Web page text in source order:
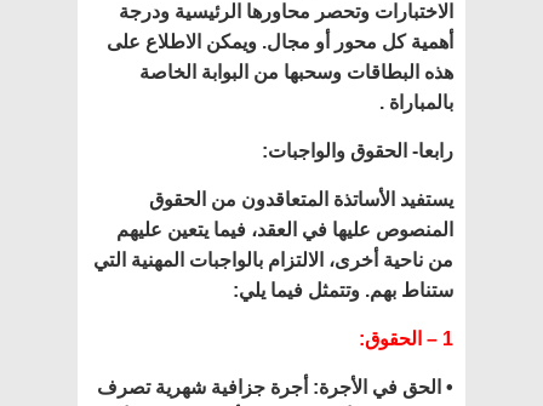
الاختبارات وتحصر محاورها الرئيسية ودرجة
أهمية كل محور أو مجال. ويمكن الاطلاع على
هذه البطاقات وسحبها من البوابة الخاصة
بالمباراة .
رابعا- الحقوق والواجبات:
يستفيد الأساتذة المتعاقدون من الحقوق
المنصوص عليها في العقد، فيما يتعين عليهم
من ناحية أخرى، الالتزام بالواجبات المهنية التي
ستناط بهم. وتتمثل فيما يلي:
1 – الحقوق:
• الحق في الأجرة: أجرة جزافية شهرية تصرف